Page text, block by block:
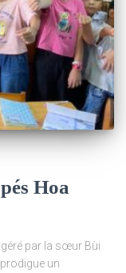
Hoa
géré par la sœur Bùi
un